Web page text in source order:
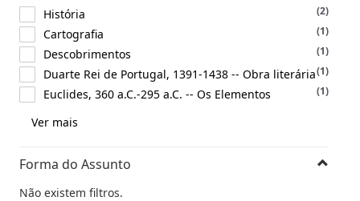
(2)
História
(1)
Cartografia
(1)
Descobrimentos
(1)
Duarte Rei de Portugal, 1391-1438 -- Obra literária
(1)
Euclides, 360 a.C.-295 a.C. -- Os Elementos
Ver mais
Forma do Assunto
Não existem filtros.